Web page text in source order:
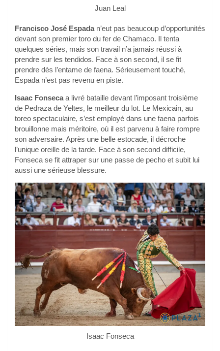
Juan Leal
Francisco José Espadan’eut pas beaucoup d’opportunités
devant son premier toro du fer de Chamaco. Il tenta
quelques séries, mais son travail n’a jamais réussi à
prendre sur les tendidos. Face à son second, il se fit
prendre dès l’entame de faena. Sérieusement touché,
Espada n’est pas revenu en piste.
Isaac Fonsecaa livré bataille devant l’imposant troisième
de Pedraza de Yeltes, le meilleur du lot. Le Mexicain, au
toreo spectaculaire, s’est employé dans une faena parfois
brouillonne mais méritoire, où il est parvenu à faire rompre
son adversaire. Après une belle estocade, il décroche
l’unique oreille de la tarde. Face à son second difficile,
Fonseca se fit attraper sur une passe de pecho et subit lui
aussi une sérieuse blessure.
Isaac Fonseca